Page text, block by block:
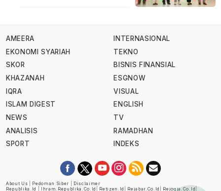
AMEERA
EKONOMI SYARIAH
SKOR
KHAZANAH
IQRA
ISLAM DIGEST
NEWS
ANALISIS
SPORT
INTERNASIONAL
TEKNO
BISNIS FINANSIAL
ESGNOW
VISUAL
ENGLISH
TV
RAMADHAN
INDEKS
About Us Pedoman Siber
Disclaimer
Republika.id
Ihram.republika.co.id Retizen.id Rejabar.co.id Rejogja.co.id